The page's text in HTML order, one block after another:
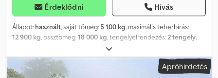
Érdeklődni Hívás
Állapot: használt, saját tömeg: 5 100 kg, maximális teherbírás:
12 900 kg, össztömeg:18 000 kg, tengelyelrendezés:2 tengely,
12/1998
rakodótér szélesség:2 470 mm, raktérmagasság:1 mm, teljes
hossz:2 550 mm , teljes szélesség: , felfüggesztés:acél,
Apróhirdetés